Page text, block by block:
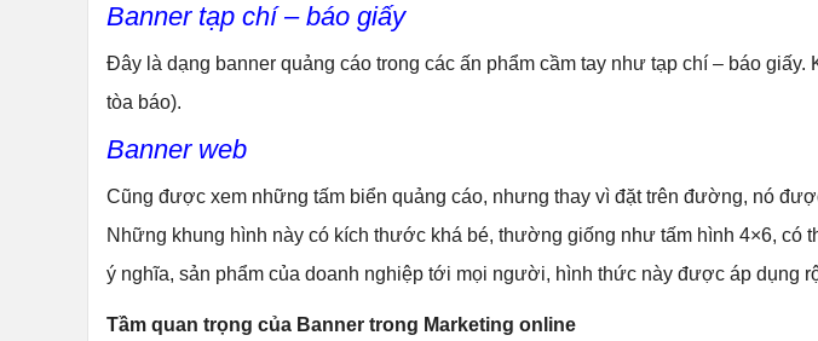
Banner tạp chí – báo giấy
Đây là dạng banner quảng cáo trong các ấn phẩm cầm tay như tạp chí – báo
tòa báo).
Banner web
Cũng được xem những tấm biển quảng cáo, nhưng thay vì đặt trên đường, nó
Những khung hình này có kích thước khá bé, thường giống như tấm hình 4×6, có
ý nghĩa, sản phẩm của doanh nghiệp tới mọi người, hình thức này được áp dụng
Tầm quan trọng của Banner trong Marketing online